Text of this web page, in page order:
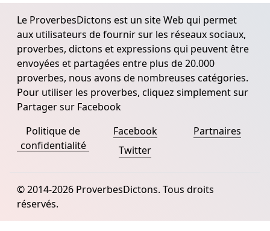
Le ProverbesDictons est un site Web qui permet
aux utilisateurs de fournir sur les réseaux sociaux,
proverbes, dictons et expressions qui peuvent être
envoyées et partagées entre plus de 20.000
proverbes, nous avons de nombreuses catégories.
Pour utiliser les proverbes, cliquez simplement sur
Partager sur Facebook
Politique de
confidentialité
Facebook
Twitter
Partnaires
© 2014-2026 ProverbesDictons. Tous droits
réservés.